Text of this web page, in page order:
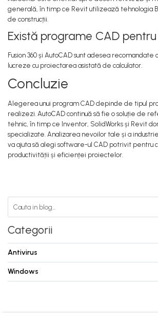
generală, în timp ce Revit utilizează tehnologia
de construcții.
Există programe CAD
Fusion 360 și AutoCAD sunt adesea recomandate
lucreze cu proiectarea asistată de calculator.
Concluzie
Alegerea unui program CAD depinde de tipul
realizezi. AutoCAD continuă să fie o soluție de
tehnic, în timp ce Inventor, SolidWorks și Revit
specializate. Analizarea nevoilor tale și a
va ajuta să alegi software-ul CAD potrivit pentru
productivității și eficienței proiectelor.
Categorii
Antivirus
Windows